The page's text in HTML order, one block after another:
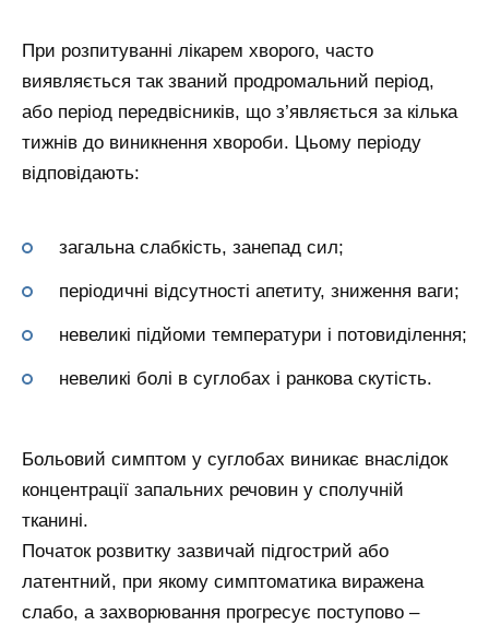
При розпитуванні лікарем хворого, часто
виявляється так званий продромальний період,
або період передвісників, що з’являється за кілька
тижнів до виникнення хвороби. Цьому періоду
відповідають:
загальна слабкість, занепад сил;
періодичні відсутності апетиту, зниження ваги;
невеликі підйоми температури і потовиділення;
невеликі болі в суглобах і ранкова скутість.
Больовий симптом у суглобах виникає внаслідок
концентрації запальних речовин у сполучній
тканині.
Початок розвитку зазвичай підгострий або
латентний, при якому симптоматика виражена
слабо, а захворювання прогресує поступово –